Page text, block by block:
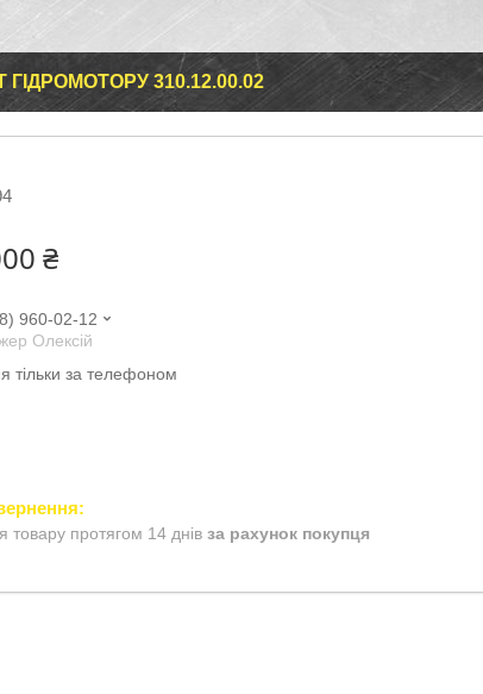
310.12.00.02
₴
960-02-12
Олексій
тільки за телефоном
товару протягом 14 днів за рахунок покупця